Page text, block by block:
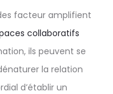
facteur amplifient
collaboratifs
ils peuvent se
la relation
d’établir un